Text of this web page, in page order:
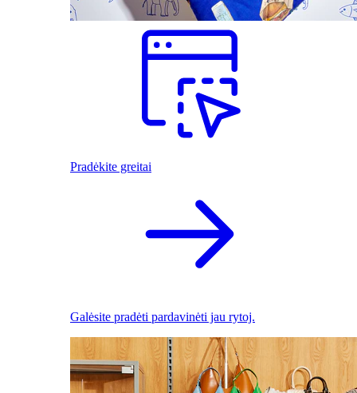
Pradėkite greitai
Galėsite pradėti pardavinėti jau rytoj.